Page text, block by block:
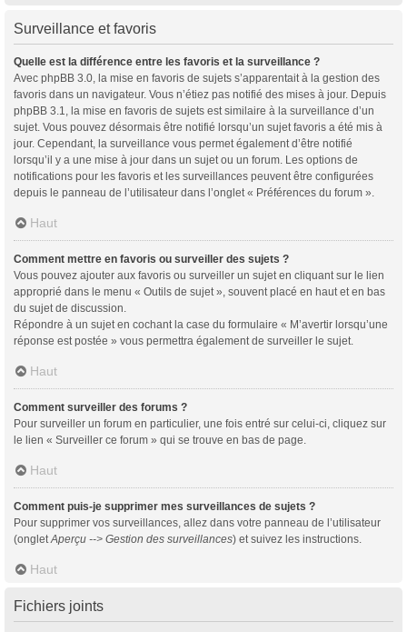
Surveillance et favoris
Quelle est la différence entre les favoris et la surveillance ?
Avec phpBB 3.0, la mise en favoris de sujets s’apparentait à la gestion des
favoris dans un navigateur. Vous n’étiez pas notifié des mises à jour. Depuis
phpBB 3.1, la mise en favoris de sujets est similaire à la surveillance d’un
sujet. Vous pouvez désormais être notifié lorsqu’un sujet favoris a été mis à
jour. Cependant, la surveillance vous permet également d’être notifié
lorsqu’il y a une mise à jour dans un sujet ou un forum. Les options de
notifications pour les favoris et les surveillances peuvent être configurées
depuis le panneau de l’utilisateur dans l’onglet « Préférences du forum ».
Haut
Comment mettre en favoris ou surveiller des sujets ?
Vous pouvez ajouter aux favoris ou surveiller un sujet en cliquant sur le lien
approprié dans le menu « Outils de sujet », souvent placé en haut et en bas
du sujet de discussion.
Répondre à un sujet en cochant la case du formulaire « M’avertir lorsqu’une
réponse est postée » vous permettra également de surveiller le sujet.
Haut
Comment surveiller des forums ?
Pour surveiller un forum en particulier, une fois entré sur celui-ci, cliquez sur
le lien « Surveiller ce forum » qui se trouve en bas de page.
Haut
Comment puis-je supprimer mes surveillances de sujets ?
Pour supprimer vos surveillances, allez dans votre panneau de l’utilisateur
(ongletAperçu --> Gestion des surveillances) et suivez les instructions.
Haut
Fichiers joints